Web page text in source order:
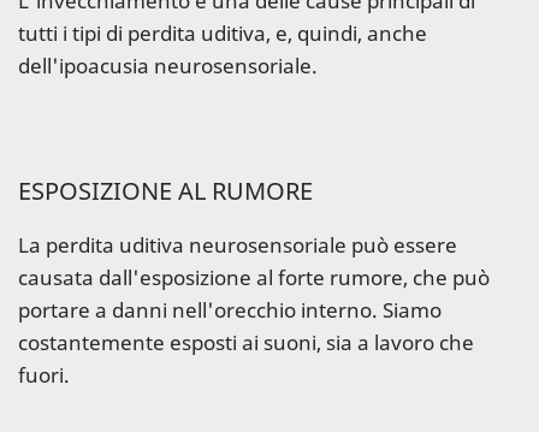
tutti i tipi di perdita uditiva, e, quindi, anche
dell'ipoacusia neurosensoriale.
ESPOSIZIONE AL RUMORE
La perdita uditiva neurosensoriale può essere
causata dall'esposizione al forte rumore, che può
portare a danni nell'orecchio interno. Siamo
costantemente esposti ai suoni, sia a lavoro che
fuori.